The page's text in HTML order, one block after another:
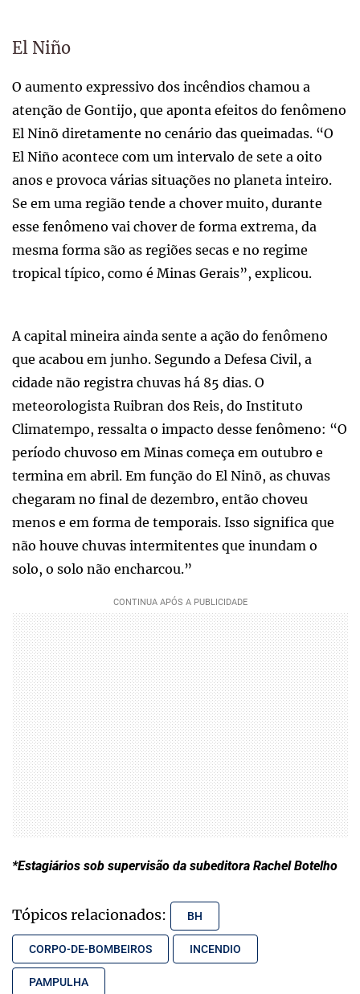
El Niño
O aumento expressivo dos incêndios chamou a
atenção de Gontijo, que aponta efeitos do fenômeno
El Ninõ diretamente no cenário das queimadas. “O
El Niño acontece com um intervalo de sete a oito
anos e provoca várias situações no planeta inteiro.
Se em uma região tende a chover muito, durante
esse fenômeno vai chover de forma extrema, da
mesma forma são as regiões secas e no regime
tropical típico, como é Minas Gerais”, explicou.
A capital mineira ainda sente a ação do fenômeno
que acabou em junho. Segundo a Defesa Civil, a
cidade não registra chuvas há 85 dias. O
meteorologista Ruibran dos Reis, do Instituto
Climatempo, ressalta o impacto desse fenômeno: “O
período chuvoso em Minas começa em outubro e
termina em abril. Em função do El Ninõ, as chuvas
chegaram no final de dezembro, então choveu
menos e em forma de temporais. Isso significa que
não houve chuvas intermitentes que inundam o
solo, o solo não encharcou.”
*Estagiários sob supervisão da subeditora Rachel Botelho
Tópicos relacionados: BH
CORPO-DE-BOMBEIROS INCENDIO
PAMPULHA